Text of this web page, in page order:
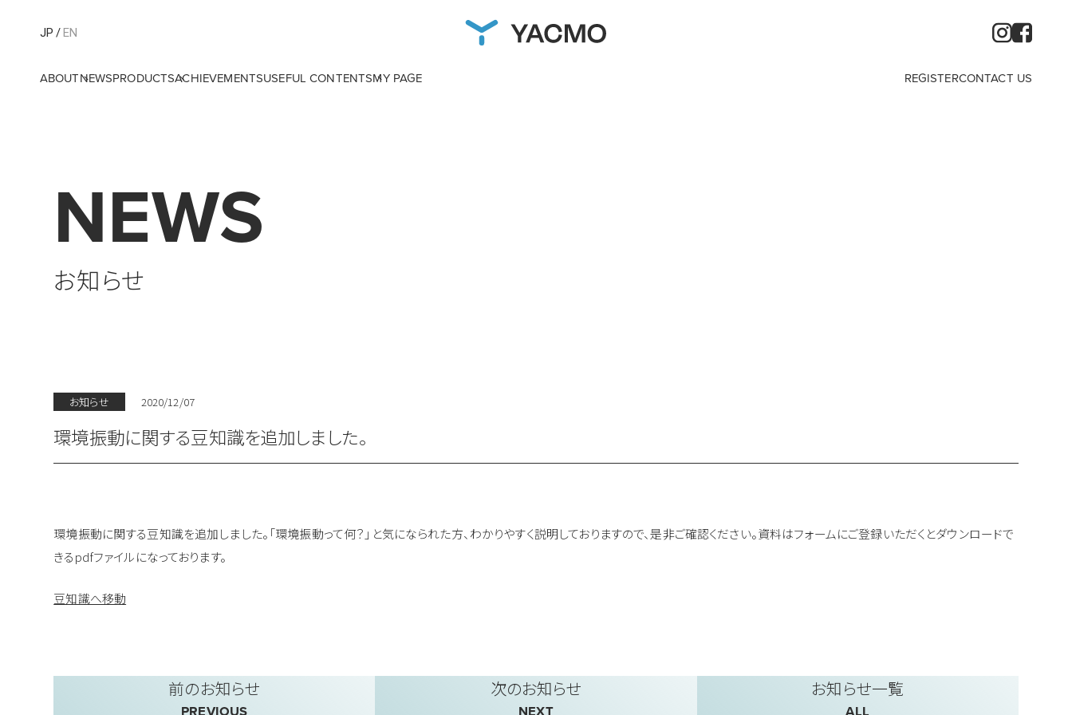
JP EN
ABOUTNEWSPRODUCTSACHIEVEMENTSUSEFUL CONTENTSMY PAGE REGISTERCONTACT US
NEWS
お知らせ
お知らせ 2020/12/07
環境振動に関する豆知識を追加しました。
環境振動に関する豆知識を追加しました。「環境振動って何？」と気になられた方、わかりやすく説明しておりますので、是非ご確認ください。資料はフォームにご登録いただくとダウンロードで
きるpdfファイルになっております。
豆知識へ移動
前のお知らせ
PREVIOUS
次のお知らせ
NEXT
お知らせ一覧
ALL